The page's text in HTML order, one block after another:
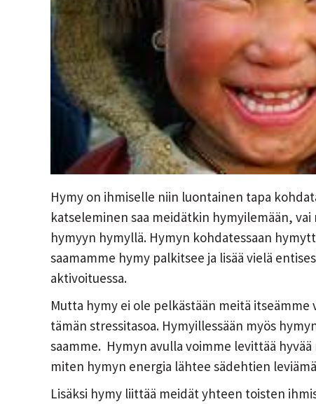
Hymy on ihmiselle niin luontainen tapa
katseleminen saa meidätkin hymyilemään,
hymyyn hymyllä. Hymyn kohdatessaan
saamamme hymy palkitsee ja lisää vielä
aktivoituessa.
Mutta hymy ei ole pelkästään meitä itseämme
tämän stressitasoa. Hymyillessään myös
saamme. Hymyn avulla voimme levittää
miten hymyn energia lähtee sädehtien
Lisäksi hymy liittää meidät yhteen toisten